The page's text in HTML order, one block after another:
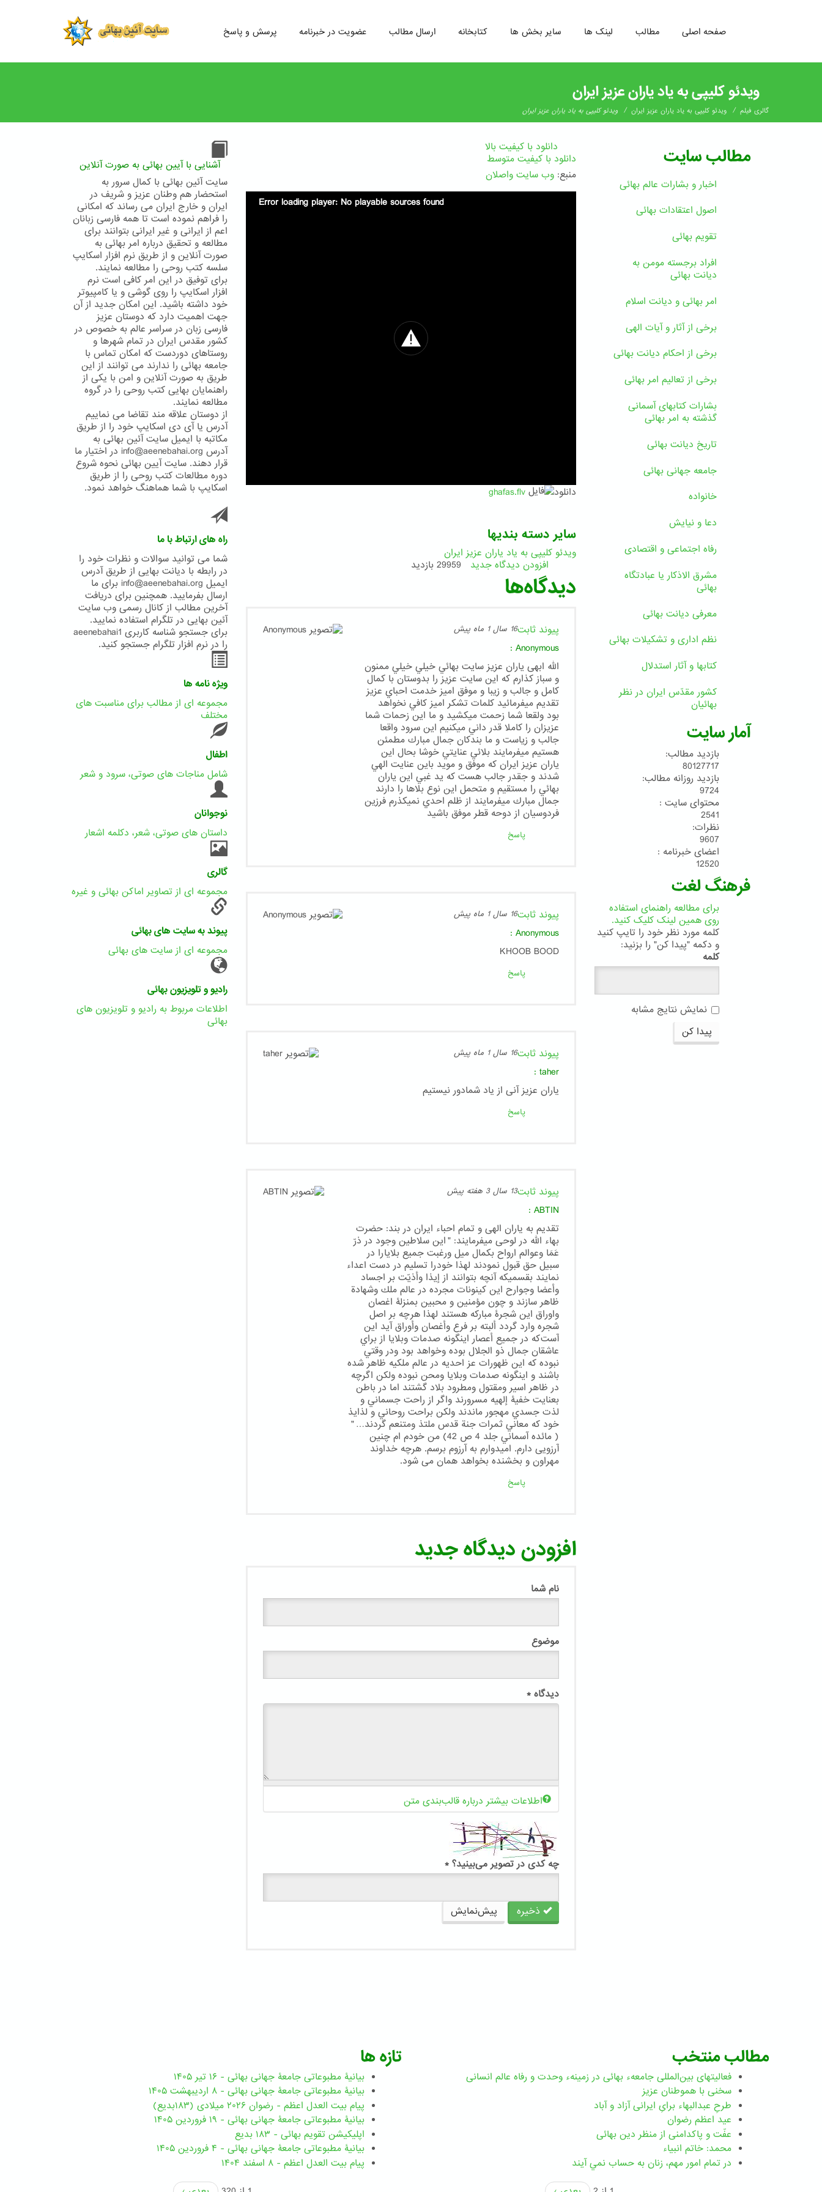
رفتن
پرسش و پاسخ عضویت در خبرنامه ارسال مطالب کتابخانه سایر بخش ها لینک ها مطالب صفحه اصلی
ویدئو کلیپی به یاد یاران عزیز ایران
گالری فیلم / ویدئو کلیپی به یاد یاران عزیز ایران / ویدئو کلیپی به یاد یاران عزیز ایران
دانلود با کیفیت بالا
دانلود با کیفیت متوسط
منبع: وب سایت واصلان
Error loading player: No playable sources found
دانلود ghafas.flv
سایر دسته بندیها
ویدئو کلیپی به یاد یاران عزیز ایران
افزودن دیدگاه جدید
29959 بازدید
دیدگاه‌ها
پیوند ثابت16 سال 1 ماه پیش
Anonymous
:
الله ابهى ياران عزيز سايت بهائي خيلي خيلي ممنون
و سباز كذارم كه اين سايت عزيز را بدوستان با كمال
كامل و جالب و زيبا و موفق اميز خدمت احباي عزيز
تقديم ميفرمائيد كلمات تشكر اميز كافي نخواهد
بود ولقعا شما زحمت ميكشيد و ما اين زحمات شما
عزيزان را كاملا قدر داني ميكنيم اين سرود واقعا
جالب و زياست و ما بندكان جمال مبارك مطمئن
هستيم ميفرمايند بلائي عنايتي خوشا بحال اين
ياران عزيز ايران كه موفق و مويد باين عنايت الهي
شدند و جقدر جالب هست كه يد غبي اين ياران
بهائي را مستقيم و متحمل اين نوع بلاها را دارند
جمال مبارك ميفرمايند از ظلم احدي نميكذرم فرزين
فردوسيان از دوحه قطر موفق باشيد
پاسخ
پیوند ثابت16 سال 1 ماه پیش
Anonymous
:
KHOOB BOOD
پاسخ
پیوند ثابت16 سال 1 ماه پیش
taher
:
یاران عزیز آنی از یاد شمادور نیستیم
پاسخ
پیوند ثابت13 سال 3 هفته پیش
ABTIN
:
تقدیم به یاران الهی و تمام احباء ایران در بند: حضرت
بهاء الله در لوحى ميفرمايند: " اين سلاطين وجود در ذرّ
عَمَا وعوالم ارواح بكمال ميل ورغبت جميع بلايا را در
سبيل حق قبول نمودند لهذا خود را تسليم در دست اعداء
نمايند بقسميكه آنچه بتوانند از إيذا وأذيّت بر اجساد
وأعضا وجوارح اين كينونات مجرده در عالم ملك وشهادة
ظاهر سازند و چون مؤمنين و محبين بمنزلۀ اغصان
واوراق اين شجرۀ مباركه هستند لهذا هر چه بر اصل
شجره وارد گردد ألبته بر فرع وأغصان وأوراق آيد اين
آست كه در جميع أعصار اينگونه صدمات وبلايا از براي
عاشقان جمال ذو الجلال بوده وخواهد بود ودر وقتي
نبوده كه اين ظهورات عز احديه در عالم ملكيه ظاهر شده
باشند و اينگونه صدمات وبلايا ومحن نبوده ولكن اگرچه
در ظاهر اسير ومقتول ومطرود بلاد گشتند اما در باطن
بعنايت خفيۀ إلهيه مسرورند واگر از راحت جسماني و
لذت جسدي مهجور ماندند ولكن براحت روحاني و لذايذ
خود كه معاني ثمرات جنة قدس ملتذ ومتنعم گردند… "
( مائده آسماني جلد 4 ص 42) من خودم ام چنین
آرزویی دارم. امیدوارم به آرزوم برسم. هرچه خداوند
مهراون و بخشنده بخواهد همان می شود.
پاسخ
افزودن دیدگاه جدید
نام شما
موضوع
دیدگاه *
اطلاعات بیشتر درباره قالب‌بندی متن
چه کدی در تصویر می‌بینید؟ *
ذخیره پیش‌نمایش
آشنایی با آیین بهائی به صورت آنلاین
سایت آئین بهائی با کمال سرور به
استحضار هم وطنان عزیز و شریف در
ایران و خارج ایران می رساند که امکانی
را فراهم نموده است تا همه فارسی زبانان
اعم از ایرانی و غیر ایرانی بتوانند برای
مطالعه و تحقیق درباره امر بهائی به
صورت آنلاین و از طریق نرم افزار اسکایپ
سلسه کتب روحی را مطالعه نمایند.
برای توفیق در این امر کافی است نرم
افزار اسکایپ را روی گوشی و یا کامپیوتر
خود داشته باشید. این امکان جدید از آن
جهت اهمیت دارد که دوستان عزیز
فارسی زبان در سراسر عالم به خصوص در
کشور مقدس ایران در تمام شهرها و
روستاهای دوردست که امکان تماس با
جامعه بهائی را ندارند می توانند از این
طریق به صورت آنلاین و امن با یکی از
راهنمایان بهایی کتب روحی را در گروه
مطالعه نمایند.
از دوستان علاقه مند تقاضا می نماییم
آدرس یا آی دی اسکایپ خود را از طریق
مکاتبه با ایمیل سایت آئین بهائی به
آدرس info@aeenebahai.org در اختیار ما
قرار دهند. سایت آیین بهائی نحوه شروع
دوره مطالعات کتب روحی را از طریق
اسکایپ با شما هماهنگ خواهد نمود.
راه های ارتباط با ما
شما می توانید سوالات و نظرات خود را
در رابطه با دیانت بهایی از طریق آدرس
ایمیل info@aeenebahai.org برای ما
ارسال بفرمایید. همچنین برای دریافت
آخرین مطالب از کانال رسمی وب سایت
آئین بهایی در تلگرام استفاده نمایید.
برای جستجو شناسه کاربری aeenebahai1
را در نرم افزار تلگرام جستجو کنید.
ویژه نامه ها
مجموعه ای از مطالب برای مناسبت های
مختلف
اطفال
شامل مناجات های صوتی، سرود و شعر
نوجوانان
داستان های صوتی، شعر، دکلمه اشعار
گالری
مجموعه ای از تصاویر اماکن بهائی و غیره
پیوند به سایت های بهائی
مجموعه ای از سایت های بهائی
رادیو و تلویزیون بهائی
اطلاعات مربوط به رادیو و تلویزیون های
بهائی
مطالب سایت
اخبار و بشارات عالم بهائى
اصول اعتقادات بهائی
تقویم بهائی
افراد برجسته مومن به
دیانت بهائی
امر بهائی و دیانت اسلام
برخی از آثار و آیات الهی
برخی از احکام دیانت بهائی
برخی از تعالیم امر بهائی
بشارات کتابهای آسمانی
گذشته به امر بهائی
تاریخ دیانت بهائی
جامعه جهانی بهائی
خانواده
دعا و نیایش
رفاه اجتماعی و اقتصادی
مشرق الاذکار یا عبادتگاه
بهائی
معرفی دیانت بهائی
نظم اداری و تشکیلات بهائی
کتابها و آثار استدلال
کشور مقدّس ایران در نظر
بهائیان
آمار سایت
بازدید مطالب:
80127717
بازدید روزانه مطالب:
9724
محتوای سایت :
2541
نظرات:
9607
اعضای خبرنامه :
12520
فرهنگ لغت
برای مطالعه راهنمای استفاده
روی همین لینک کلیک کنید.
کلمه مورد نظر خود را تایپ کنید
و دکمه "پیدا کن" را بزنید:
کلمه
نمایش نتایج مشابه
پیدا کن
تازه ها
بیانیۀ مطبوعاتی جامعۀ جهانی بهائی - ۱۶ تیر ۱۴۰۵
بیانیۀ مطبوعاتی جامعۀ جهانی بهائی - ۸ اردیبهشت ۱۴۰۵
پیام بیت العدل اعظم - رضوان ۲۰۲۶ میلادی (۱۸۳بدیع)
بیانیۀ مطبوعاتی جامعۀ جهانی بهائی - ۱۹ فروردین ۱۴۰۵
اپلیکیشن تقویم بهائی - ۱۸۳ بدیع
بیانیۀ مطبوعاتی جامعۀ جهانی بهائی - ۴ فروردین ۱۴۰۵
پیام بیت العدل اعظم - ۸ اسفند ۱۴۰۴
مطالب منتخب
فعالیتهای بین‌المللی جامعهء بهائی در زمینهء وحدت و رفاه عالم انسانی
سخنی با هموطنان عزیز
طرحِ عبدالبهاء برایِ ایرانی آزاد و آباد
عید اعظم رضوان
عفّت و پاکدامنی از منظر دین بهائی
محمد: خاتم انبیاء
در تمام امور مهم،‌ زنان به حساب نمي آيند